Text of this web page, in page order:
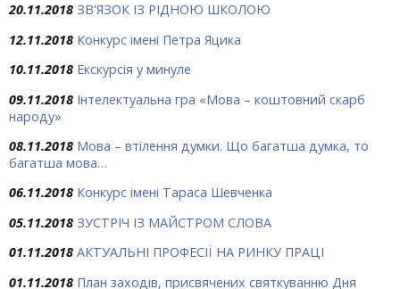
20.11.2018 ЗВ'ЯЗОК ІЗ РІДНОЮ ШКОЛОЮ
12.11.2018 Конкурс імені Петра Яцика
10.11.2018 Екскурсія у минуле
09.11.2018 Інтелектуальна гра «Мова – коштовний скарб
народу»
08.11.2018 Мова – втілення думки. Що багатша думка, то
багатша мова…
06.11.2018 Конкурс імені Тараса Шевченка
05.11.2018 ЗУСТРІЧ ІЗ МАЙСТРОМ СЛОВА
01.11.2018 АКТУАЛЬНІ ПРОФЕСІЇ НА РИНКУ ПРАЦІ
01.11.2018 План заходів, присвячених святкуванню Дня